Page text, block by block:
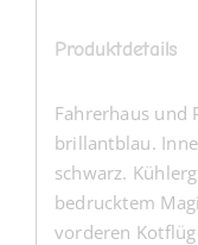
Produktdetails
Fahrerhaus und
brillantblau.
schwarz.
bedrucktem
vorderen